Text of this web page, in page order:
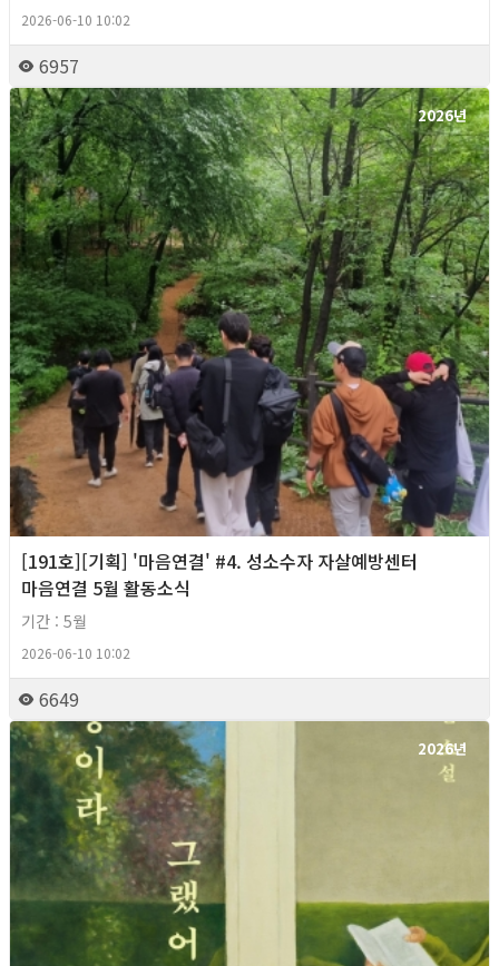
2026-06-10 10:02
6957
2026년
[191호][기획] '마음연결' #4. 성소수자 자살예방센터
마음연결 5월 활동소식
기간 : 5월
2026-06-10 10:02
6649
2026년